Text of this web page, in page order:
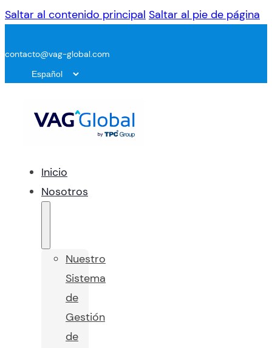
Saltar al contenido principal Saltar al pie de página
contacto@vag-global.com
Inicio
Nosotros
Nuestro
Sistema
de
Gestión
de